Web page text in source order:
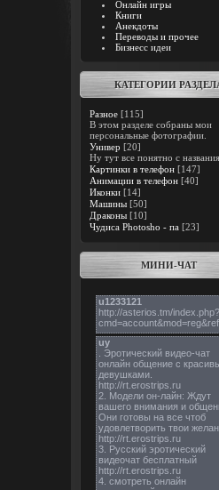
Онлайн игры
Книги
Анекдоты
Переводы и прочее
Бизнесс идеи
КАТЕГОРИИ
Разное [115]
В этом разделе собраны мои
персональные фотографии.
Универ [20]
Ну тут все понятно с названия
Картинки в телефон [147]
Анимации в телефон [40]
Иконки [14]
Машины [50]
Драконы [10]
Чудиса Photosho - па [23]
МИНИ-ЧАТ